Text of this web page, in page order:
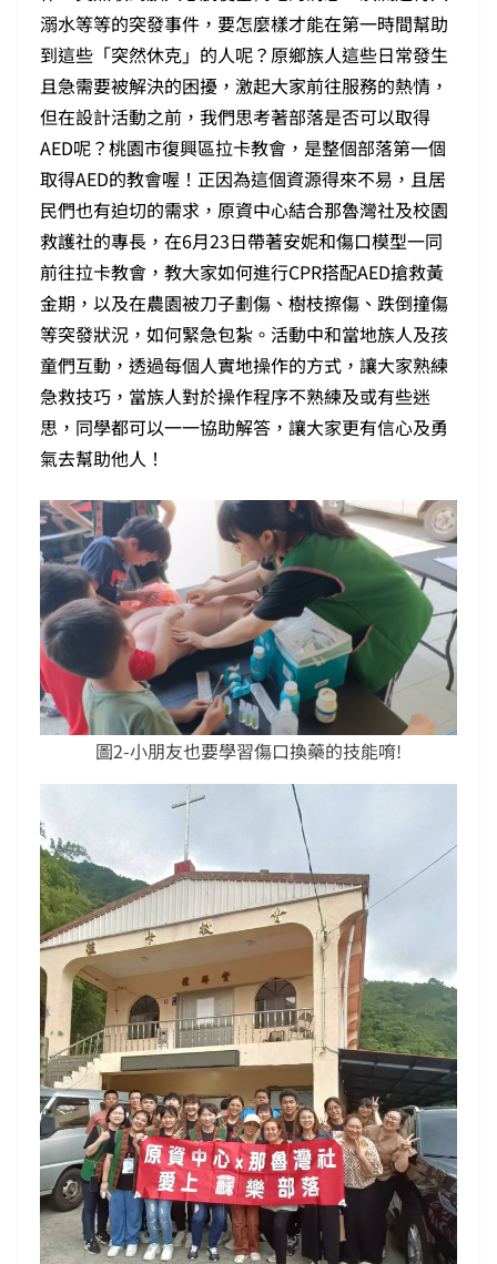
溺水等等的突發事件，要怎麼樣才能在第一時間幫助
到這些「突然休克」的人呢？原鄉族人這些日常發生
且急需要被解決的困擾，激起大家前往服務的熱情，
但在設計活動之前，我們思考著部落是否可以取得
AED呢？桃園市復興區拉卡教會，是整個部落第一個
取得AED的教會喔！正因為這個資源得來不易，且居
民們也有迫切的需求，原資中心結合那魯灣社及校園
救護社的專長，在6月23日帶著安妮和傷口模型一同
前往拉卡教會，教大家如何進行CPR搭配AED搶救黃
金期，以及在農園被刀子劃傷、樹枝擦傷、跌倒撞傷
等突發狀況，如何緊急包紮。活動中和當地族人及孩
童們互動，透過每個人實地操作的方式，讓大家熟練
急救技巧，當族人對於操作程序不熟練及或有些迷
思，同學都可以一一協助解答，讓大家更有信心及勇
氣去幫助他人！
圖2-小朋友也要學習傷口換藥的技能唷!